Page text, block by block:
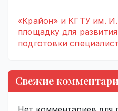
«Крайон» и КГТУ им. И.
площадку для
подготовки
Свежие